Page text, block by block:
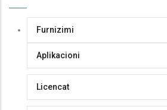
Furnizimi
Aplikacioni
Licencat